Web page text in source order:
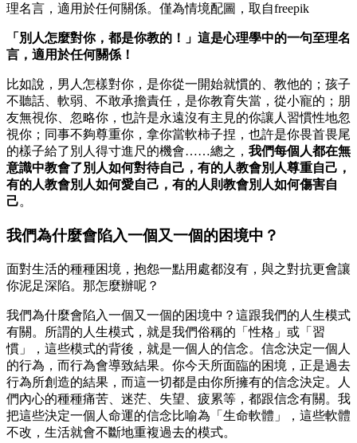
理名言，適用於任何關係。僅為情境配圖，取自freepik
「別人怎麼對你，都是你教的！」這是心理學中的一句至理名
言，適用於任何關係！
比如說，男人怎樣對你，是你從一開始就慣的、教他的；孩子
不聽話、軟弱、不敢承擔責任，是你教育失當，從小寵的；朋
友無視你、忽略你，也許是永遠沒有主見的你讓人習慣性地忽
視你；同事不夠尊重你，拿你當軟柿子捏，也許是你畏首畏尾
的樣子給了別人得寸進尺的機會……總之， 我們每個人都在無
意識中教會了別人如何對待自己，有的人教會別人尊重自己，
有的人教會別人如何愛自己，有的人則教會別人如何傷害自
己。
我們為什麼會陷入一個又一個的困境中？
面對生活的種種困境，抱怨一點用處都沒有，與之對抗更會讓
你泥足深陷。那怎麼辦呢？
我們為什麼會陷入一個又一個的困境中？這跟我們的人生模式
有關。所謂的人生模式，就是我們俗稱的「性格」或「習
慣」，這些模式的背後，就是一個人的信念。信念決定一個人
的行為，而行為會導致結果。你今天所面臨的困境，正是過去
行為所創造的結果，而這一切都是由你所擁有的信念決定。人
們內心的種種痛苦、迷茫、失望、疲累等，都跟信念有關。我
把這些決定一個人命運的信念比喻為「生命軟體」，這些軟體
不改，生活就會不斷地重複過去的模式。